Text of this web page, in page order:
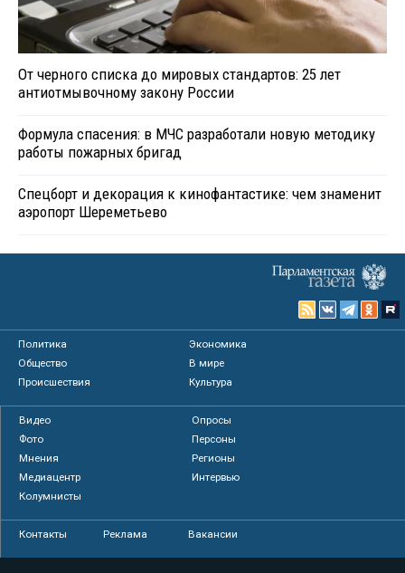
От черного списка до мировых стандартов: 25 лет
антиотмывочному закону России
Формула спасения: в МЧС разработали новую методику
работы пожарных бригад
Спецборт и декорация к кинофантастике: чем знаменит
аэропорт Шереметьево
Политика
Экономика
Общество
В мире
Происшествия
Культура
Видео
Опросы
Фото
Персоны
Мнения
Регионы
Медиацентр
Интервью
Колумнисты
Контакты Реклама Вакансии